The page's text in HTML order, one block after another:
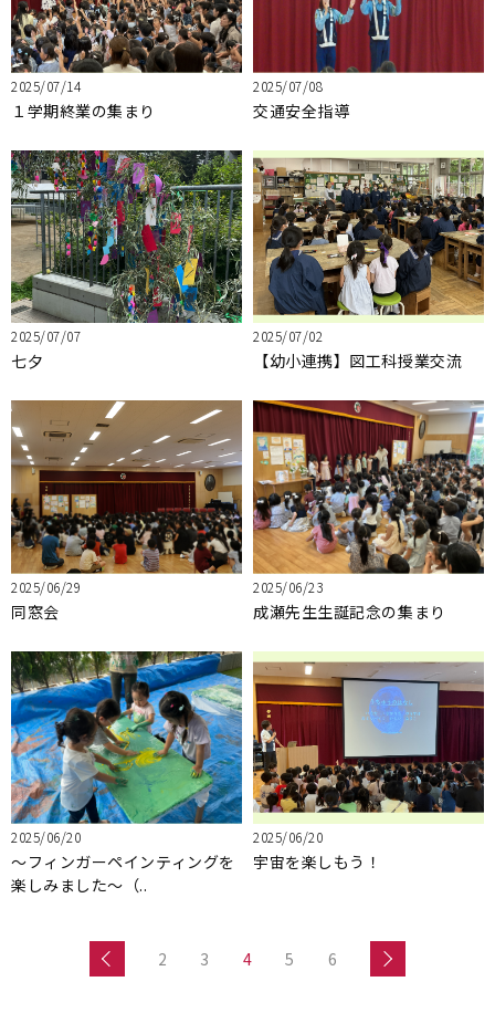
2025/07/14
１学期終業の集まり
2025/07/08
交通安全指導
2025/07/07
七夕
2025/07/02
【幼小連携】図工科授業交流
2025/06/29
同窓会
2025/06/23
成瀬先生生誕記念の集まり
2025/06/20
～フィンガーペインティングを
楽しみました～（..
2025/06/20
宇宙を楽しもう！
2 3 4 5 6